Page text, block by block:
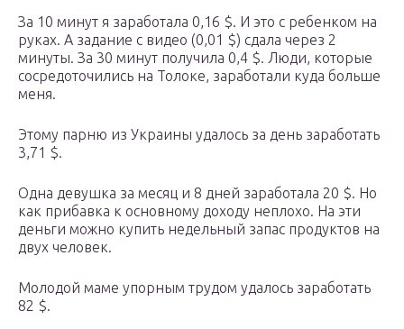
За 10 минут я заработала 0,16 $. И это с ребенком на
руках. А задание с видео (0,01 $) сдала через 2
минуты. За 30 минут получила 0,4 $. Люди, которые
сосредоточились на Толоке, заработали куда больше
меня.
Этому парню из Украины удалось за день заработать
3,71 $.
Одна девушка за месяц и 8 дней заработала 20 $. Но
как прибавка к основному доходу неплохо. На эти
деньги можно купить недельный запас продуктов на
двух человек.
Молодой маме упорным трудом удалось заработать
82 $.